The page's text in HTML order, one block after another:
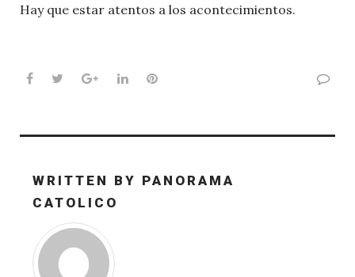
Hay que estar atentos a los acontecimientos.
Facebook
TwitterGoogle+LinkedInPinterest
WRITTEN BY PANORAMA
CATOLICO